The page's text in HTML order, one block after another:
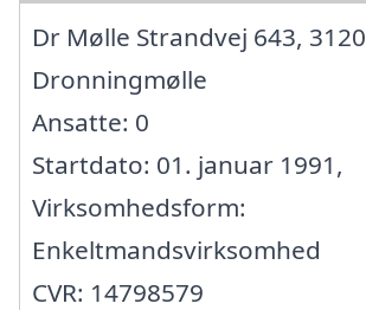
Dr Mølle Strandvej 643, 3120
Dronningmølle
Ansatte: 0
Startdato: 01. januar 1991,
Virksomhedsform:
Enkeltmandsvirksomhed
CVR: 14798579